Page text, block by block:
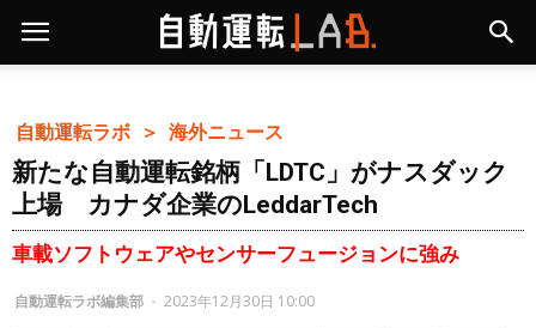
自動運転ラボ ＞ 海外ニュース
新たな自動運転銘柄「LDTC」がナスダック
上場 カナダ企業のLeddarTech
車載ソフトウェアやセンサーフュージョンに強み
自動運転ラボ編集部 - 2023年12月30日 10:00